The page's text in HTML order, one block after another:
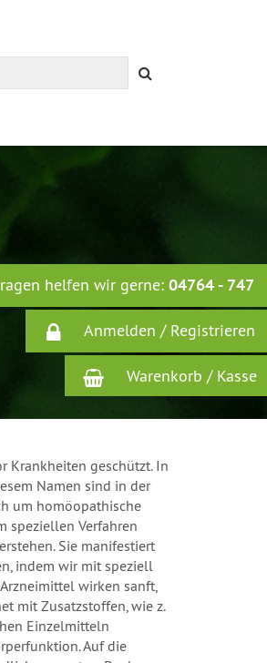
helfen wir gerne: 04764 - 747
Anmelden / Registrieren
Warenkorb / Kasse
Krankheiten geschützt. In
Namen sind in der
um homöopathische
speziellen Verfahren
Sie manifestiert
indem wir mit speziell
wirken sanft,
mit Zusatzstoffen, wie z.
Einzelmitteln
Auf die